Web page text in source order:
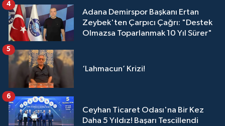
Adana Demirspor Başkanı Ertan
Zeybek'ten Çarpıcı Çağrı: "Destek
Olmazsa Toparlanmak 10 Yıl Sürer"
4
‘Lahmacun’ Krizi!
5
Ceyhan Ticaret Odası'na Bir Kez
Daha 5 Yıldız! Başarı Tescillendi
6